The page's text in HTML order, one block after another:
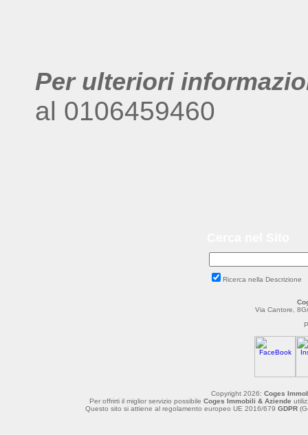
Per ulteriori
al 0106459460
Ricerca nella Descrizione
Via Cantore,
Copyright 2026: Coges
Per offrirti il miglior servizio possibile Coges Immobili & Aziende
Questo sito si attiene al regolamento europeo UE 2016/679 GDPR